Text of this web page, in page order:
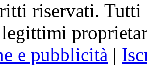
riservati. Tutti
legittimi
e pubblicità |